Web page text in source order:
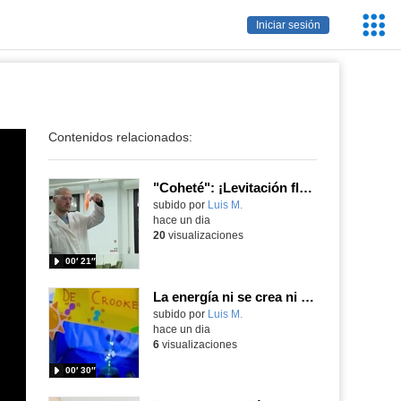
Iniciar sesión
Contenidos relacionados:
"Coheté": ¡Levitación flamígera!
Contenido educativo.
subido por Luis M.
00′ 21″
hace un dia
20visualizaciones
La energía ni se crea ni se destruye... ¡se experimenta! El Tierno en la Feria Madrid es Ciencia 2026
Contenido educativo.
subido por Luis M.
00′ 30″
hace un dia
6visualizaciones